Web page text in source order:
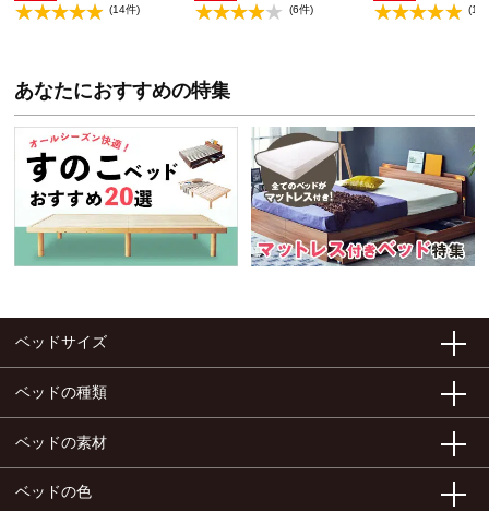
(14件) (6件) (1
あなたにおすすめの特集
ベッドサイズ
ベッドの種類
ベッドの素材
ベッドの色